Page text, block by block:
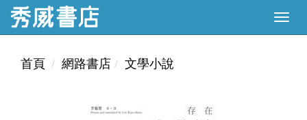
首頁 網路書店 文學小說